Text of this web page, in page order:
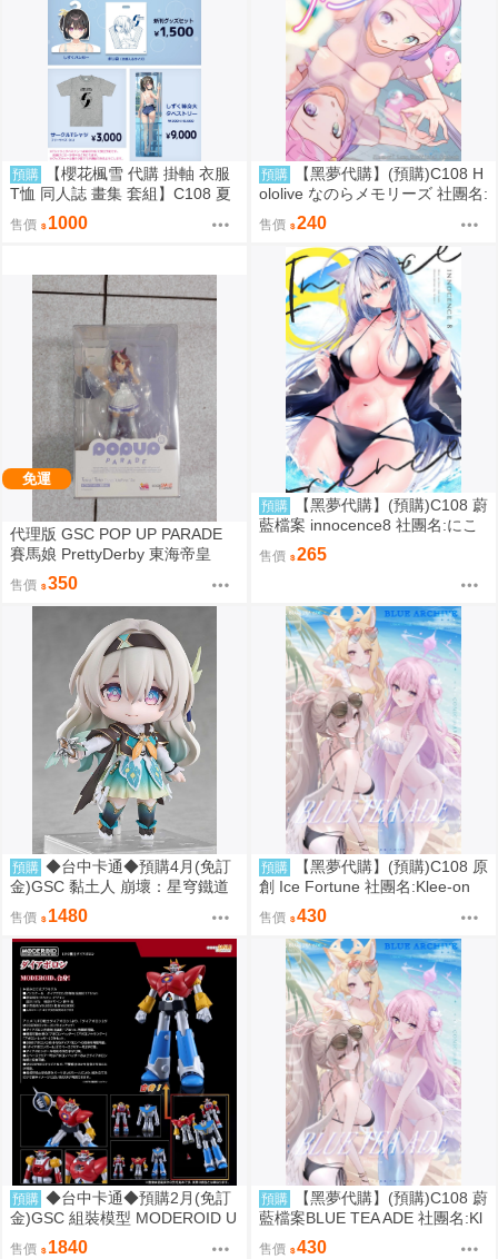
預購
【櫻花楓雪 代購 掛軸 衣服
T恤 同人誌 畫集 套組】C108 夏
色しずく カントク 監督 5年目の
放課後
售價 1000
預購
【黑夢代購】(預購)C108 H
ololive なのらメモリーズ 社團名:
たこあげ日和 繪師:たこあげ
售價 240
免運
代理版 GSC POP UP PARADE
賽馬娘 PrettyDerby 東海帝皇
售價 350
預購
【黑夢代購】(預購)C108 蔚
藍檔案 innocence8 社團名:にこ
にこげんき 繪師:子野日
售價 265
預購 ◆台中卡通◆預購4月(免訂
金)GSC 黏土人 崩壞：星穹鐵道
流螢 0906
售價 1480
預購
【黑夢代購】(預購)C108 原
創 Ice Fortune 社團名:Klee-on
繪師:Klee-on
售價 430
預購 ◆台中卡通◆預購2月(免訂
金)GSC 組裝模型 MODEROID U
FO戰士阿波羅 大阿波羅 0906
售價 1840
預購
【黑夢代購】(預購)C108 蔚
藍檔案BLUE TEA ADE 社團名:Kl
ee-on 繪師:Klee-on
售價 430